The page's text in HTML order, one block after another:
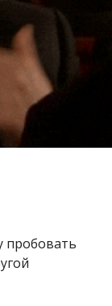
пробовать